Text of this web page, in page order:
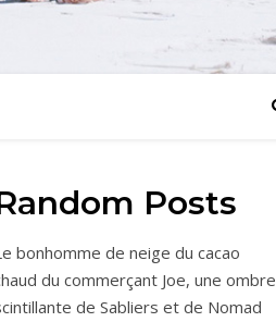
Posts
bonhomme de neige du cacao
du commerçant Joe, une ombre
de Sabliers et de Nomad